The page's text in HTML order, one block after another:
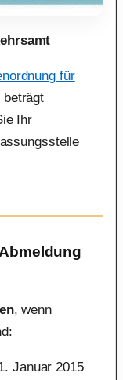
für
beträgt
Ihr
, wenn
Januar 2015